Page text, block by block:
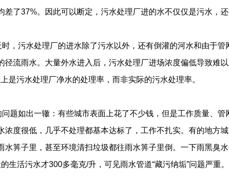
差了37%。因此可以断定，污水处理厂进的水不仅仅是污水，还
，污水处理厂的进水除了污水以外，还有倒灌的河水和由于
径流雨水。大量外水进入后，污水处理厂进场浓度偏低导致难
是污水处理厂净水的处理率，而非实际的污水处理率。
题如出一辙：有些城市表面上花了不少钱，但是工作质量、
浓度很低，几乎不处理都基本达标了，工作不扎实。有的地方
水箅子里，甚至环境清扫垃圾都往雨水箅子里倒。一下雨黑臭
生活污水才300多毫克/升，可见雨水管道“藏污纳垢”问题严重。